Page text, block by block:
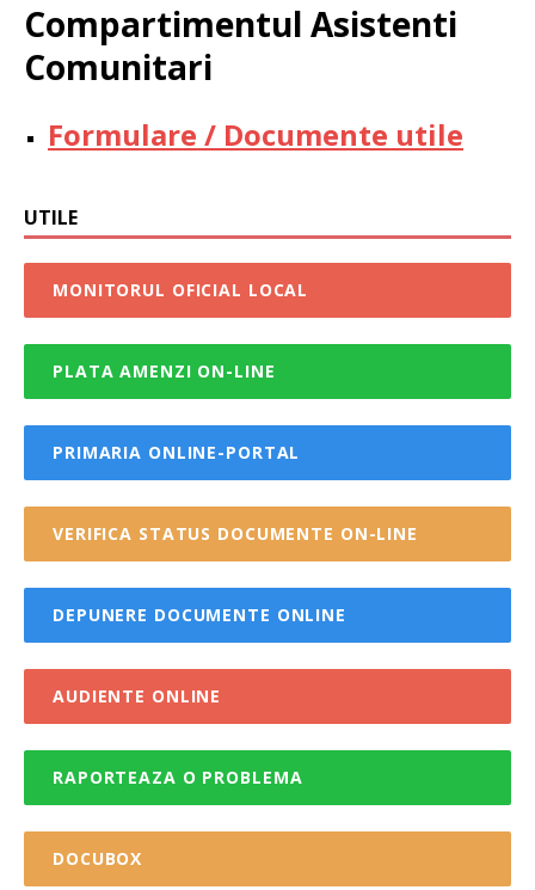
Compartimentul Asistenti
Comunitari
Formulare / Documente utile
UTILE
MONITORUL OFICIAL LOCAL
PLATA AMENZI ON-LINE
PRIMARIA ONLINE-PORTAL
VERIFICA STATUS DOCUMENTE ON-LINE
DEPUNERE DOCUMENTE ONLINE
AUDIENTE ONLINE
RAPORTEAZA O PROBLEMA
DOCUBOX